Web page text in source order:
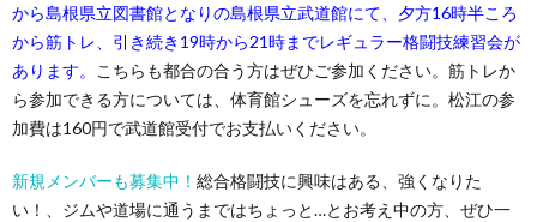
から島根県立図書館となりの島根県立武道館にて、夕方16時半ころ
から筋トレ、引き続き19時から21時までレギュラー格闘技練習会が
あります。
こちらも都合の合う方はぜひご参加ください。筋トレか
ら参加できる方については、体育館シューズを忘れずに。松江の参
加費は160円で武道館受付でお支払いください。
新規メンバーも募集中！ 総合格闘技に興味はある、強くなりた
い！、ジムや道場に通うまではちょっと…とお考え中の方、ぜひ一